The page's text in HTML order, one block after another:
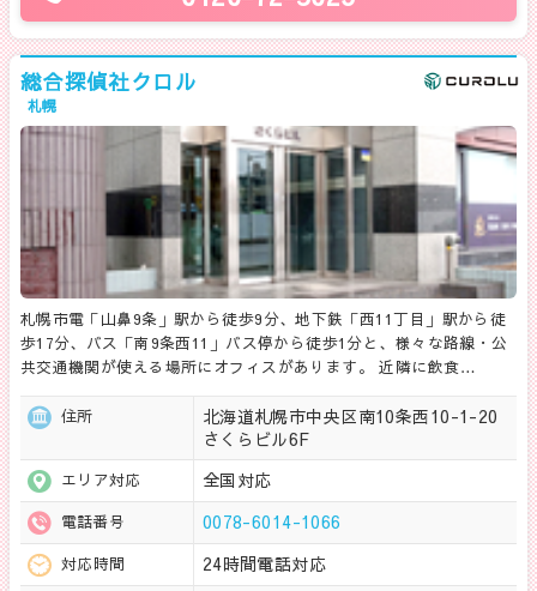
総合探偵社クロル
札幌
札幌市電「山鼻9条」駅から徒歩9分、地下鉄「西11丁目」駅から徒
歩17分、バス「南9条西11」バス停から徒歩1分と、様々な路線・公
共交通機関が使える場所にオフィスがあります。 近隣に飲食…
住所
北海道札幌市中央区南10条西10-1-20
さくらビル6F
エリア対応 全国対応
電話番号 0078-6014-1066
対応時間 24時間電話対応